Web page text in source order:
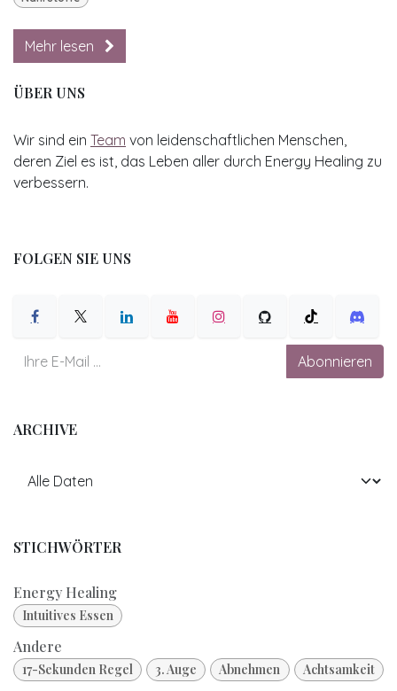
Mehr lesen
ÜBER UNS
Wir sind ein Team von leidenschaftlichen Menschen,
deren Ziel es ist, das Leben aller durch Energy Healing zu
verbessern.
FOLGEN SIE UNS
Abonnieren
ARCHIVE
STICHWÖRTER
Energy Healing
Intuitives Essen
Andere
17-Sekunden Regel 3. Auge Abnehmen
Achtsamkeit